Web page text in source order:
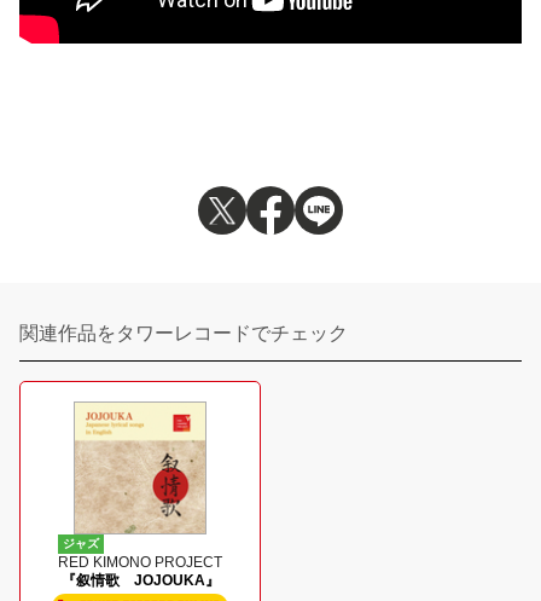
関連作品をタワーレコードでチェック
ジャズ
RED KIMONO PROJECT
『叙情歌 JOJOUKA』